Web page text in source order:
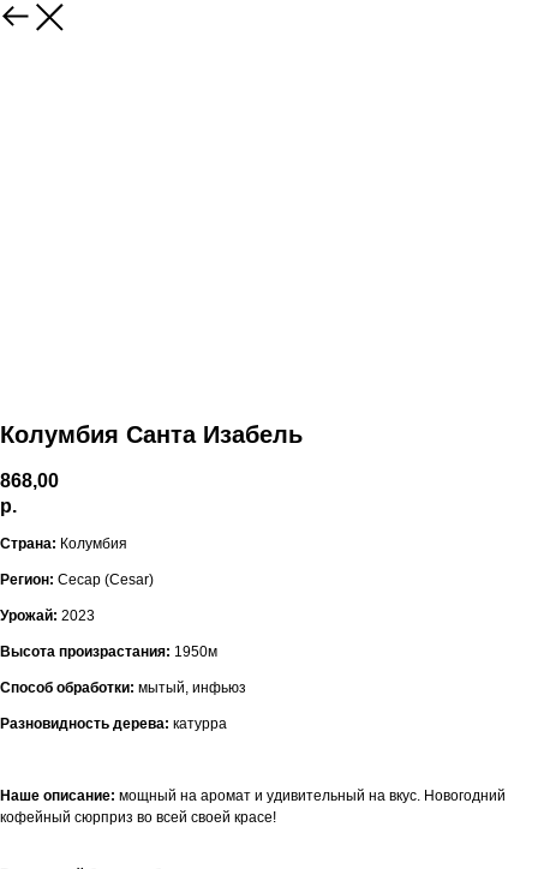
Колумбия Санта Изабель
868,00
р.
Страна: Колумбия
Регион: Cесар (Cesar)
Урожай: 2023
Высота произрастания: 1950м
Способ обработки: мытый, инфьюз
Разновидность дерева: катурра
Наше описание: мощный на аромат и удивительный на вкус. Новогодний
кофейный сюрприз во всей своей красе!